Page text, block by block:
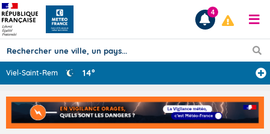
Prévisions
TOUS LES RÉSULTATS
4
Viel-Saint-Remy ... 14°